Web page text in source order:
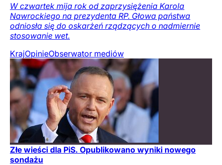
W czwartek mija rok od zaprzysiężenia Karola
Nawrockiego na prezydenta RP. Głowa państwa
odniosła się do oskarżeń rządzących o nadmiernie
stosowanie wet.
KrajOpinieObserwator mediów
Złe wieści dla PiS. Opublikowano wyniki nowego
sondażu